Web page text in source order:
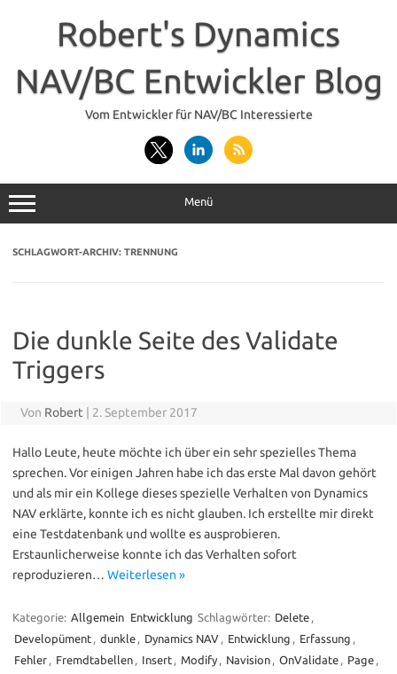
Robert's Dynamics
NAV/BC Entwickler Blog
Vom Entwickler für NAV/BC Interessierte
Menü
SCHLAGWORT-ARCHIV: TRENNUNG
Die dunkle Seite des Validate
Triggers
Von Robert 2. September 2017
Hallo Leute, heute möchte ich über ein sehr spezielles Thema
sprechen. Vor einigen Jahren habe ich das erste Mal davon gehört
und als mir ein Kollege dieses spezielle Verhalten von Dynamics
NAV erklärte, konnte ich es nicht glauben. Ich erstellte mir direkt
eine Testdatenbank und wollte es ausprobieren.
Erstaunlicherweise konnte ich das Verhalten sofort
reproduzieren… Weiterlesen »
Kategorie: Allgemein Entwicklung Schlagwörter: Delete ,
Developüment , dunkle , Dynamics NAV , Entwicklung , Erfassung ,
Fehler , Fremdtabellen , Insert , Modify , Navision , OnValidate , Page ,